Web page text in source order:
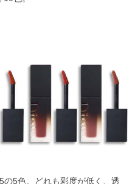
5色。どれも彩度が低く、透